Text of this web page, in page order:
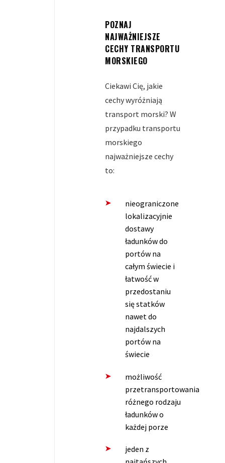
POZNAJ
NAJWAŻNIEJSZE
CECHY TRANSPORTU
MORSKIEGO
Ciekawi Cię, jakie
cechy wyróżniają
transport morski? W
przypadku transportu
morskiego
najważniejsze cechy
to:
nieograniczone
lokalizacyjnie
dostawy
ładunków do
portów na
całym świecie i
łatwość w
przedostaniu
się statków
nawet do
najdalszych
portów na
świecie
możliwość
przetransportowania
różnego rodzaju
ładunków o
każdej porze
jeden z